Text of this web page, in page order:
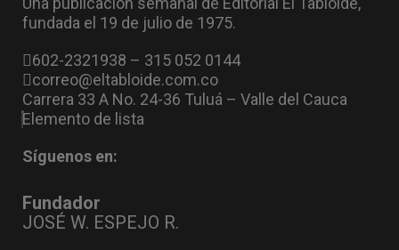
fundada el 19 de julio de 1975.
602-2321938 – 315 052 0144
correo@eltabloide.com.co
Carrera 33 A No. 24-36 Tuluá – Valle del Cauca
Elemento de lista
Síguenos en:
Fundador
JOSÉ W. ESPEJO R.